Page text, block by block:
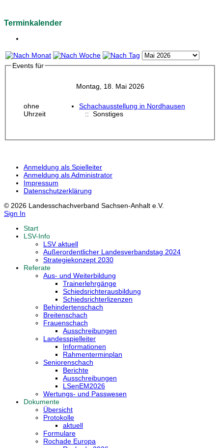
Terminkalender
Events für
Montag, 18. Mai 2026
ohne
Uhrzeit
Schachausstellung in Nordhausen
:: Sonstiges
Anmeldung als Spielleiter
Anmeldung als Administrator
Impressum
Datenschutzerklärung
© 2026 Landesschachverband Sachsen-Anhalt e.V.
Sign In
Start
LSV-Info
LSV aktuell
Außerordentlicher Landesverbandstag 2024
Strategiekonzept 2030
Referate
Aus- und Weiterbildung
Trainerlehrgänge
Schiedsrichterausbildung
Schiedsrichterlizenzen
Behindertenschach
Breitenschach
Frauenschach
Ausschreibungen
Landesspielleiter
Informationen
Rahmenterminplan
Seniorenschach
Berichte
Ausschreibungen
LSenEM2026
Wertungs- und Passwesen
Dokumente
Übersicht
Protokolle
aktuell
Formulare
Rochade Europa